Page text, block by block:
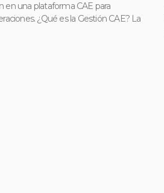
en una plataforma CAE para
¿Qué es la Gestión CAE? La